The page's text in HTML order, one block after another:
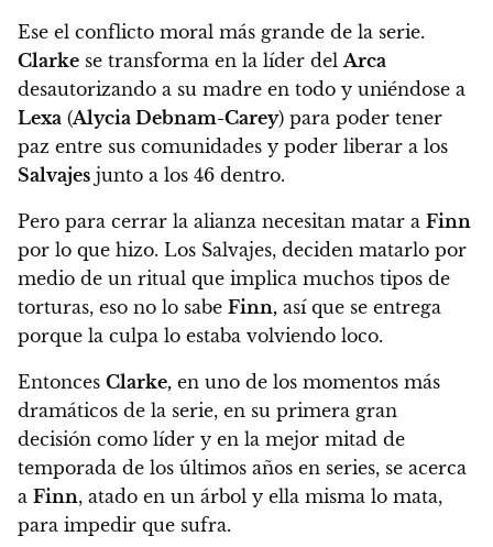
Ese el conflicto moral más grande de la serie.
Clarke se transforma en la líder del Arca
desautorizando a su madre en todo y uniéndose a
Lexa (Alycia Debnam-Carey) para poder tener
paz entre sus comunidades y poder liberar a los
Salvajes junto a los 46 dentro.
Pero para cerrar la alianza necesitan matar a Finn
por lo que hizo. Los Salvajes, deciden matarlo por
medio de un ritual que implica muchos tipos de
torturas, eso no lo sabe Finn, así que se entrega
porque la culpa lo estaba volviendo loco.
Entonces Clarke, en uno de los momentos más
dramáticos de la serie, en su primera gran
decisión como líder y en la mejor mitad de
temporada de los últimos años en series, se acerca
a Finn, atado en un árbol y ella misma lo mata,
para impedir que sufra.